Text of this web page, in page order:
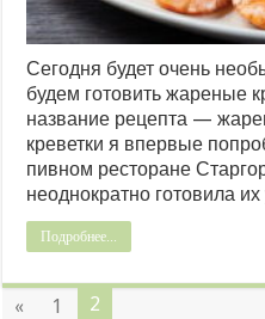
Сегодня будет очень
будем готовить жареные
название рецепта —
креветки я впервые
пивном ресторане
неоднократно готовила
Подробнее...
« 1 2